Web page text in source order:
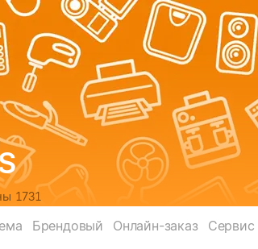
1731
Брендовый Онлайн-заказ Сервис